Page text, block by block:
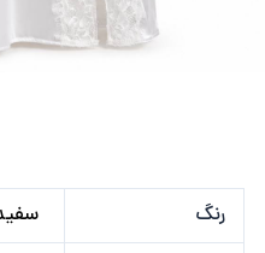
رنگ